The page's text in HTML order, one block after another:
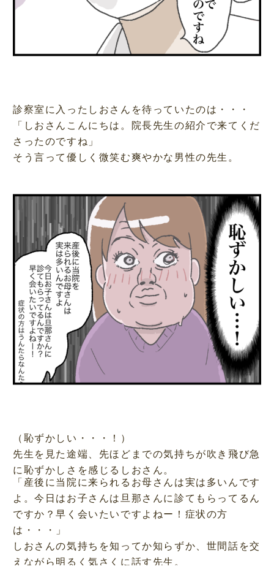
診察室に入ったしおさんを待っていたのは・・・
「しおさんこんにちは。院長先生の紹介で来てくだ
さったのですね」
そう言って優しく微笑む爽やかな男性の先生。
（恥ずかしい・・・！）
先生を見た途端、先ほどまでの気持ちが吹き飛び急
に恥ずかしさを感じるしおさん。
「産後に当院に来られるお母さんは実は多いんです
よ。今日はお子さんは旦那さんに診てもらってるん
ですか？早く会いたいですよねー！症状の方
は・・・」
しおさんの気持ちを知ってか知らずか、世間話を交
えながら明るく気さくに話す先生。